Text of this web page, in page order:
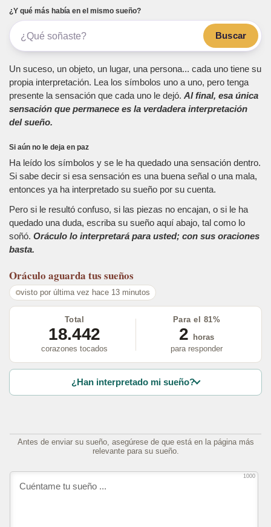
¿Y qué más había en el mismo sueño?
Buscar
Un suceso, un objeto, un lugar, una persona... cada uno tiene su
propia interpretación. Lea los símbolos uno a uno, pero tenga
presente la sensación que cada uno le dejó. Al final, esa única
sensación que permanece es la verdadera interpretación
del sueño.
Si aún no le deja en paz
Ha leído los símbolos y se le ha quedado una sensación dentro.
Si sabe decir si esa sensación es una buena señal o una mala,
entonces ya ha interpretado su sueño por su cuenta.
Pero si le resultó confuso, si las piezas no encajan, o si le ha
quedado una duda, escriba su sueño aquí abajo, tal como lo
soñó. Oráculo lo interpretará para usted; con sus oraciones
basta.
Oráculo aguarda tus sueños
visto por última vez hace 13 minutos
Total
18.442
corazones tocados
Para el 81%
2
horas
para responder
¿Han interpretado mi sueño?
Antes de enviar su sueño, asegúrese de que está en la página más
relevante para su sueño.
1000